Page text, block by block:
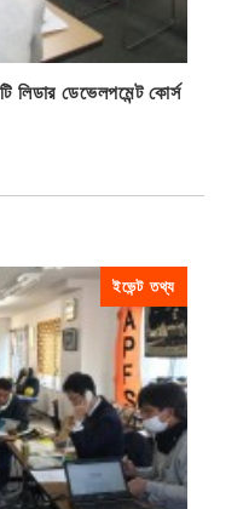
লিডার ডেভেলপমেন্ট কোর্স
ইভেন্ট তথ্য